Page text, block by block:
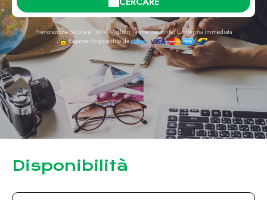
Prenotazione Sicura al 100%, Migliori Tariffe Garantite, Conferma Immediata
Pagamento garantito da
Disponibilità